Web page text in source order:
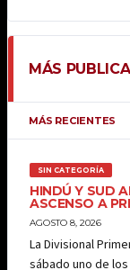
MÁS
MÁS RECIENTES
SIN CATEGORÍA
HINDÚ Y SUD
ASCENSO A
AGOSTO 8, 2026
La Divisional
sábado uno de